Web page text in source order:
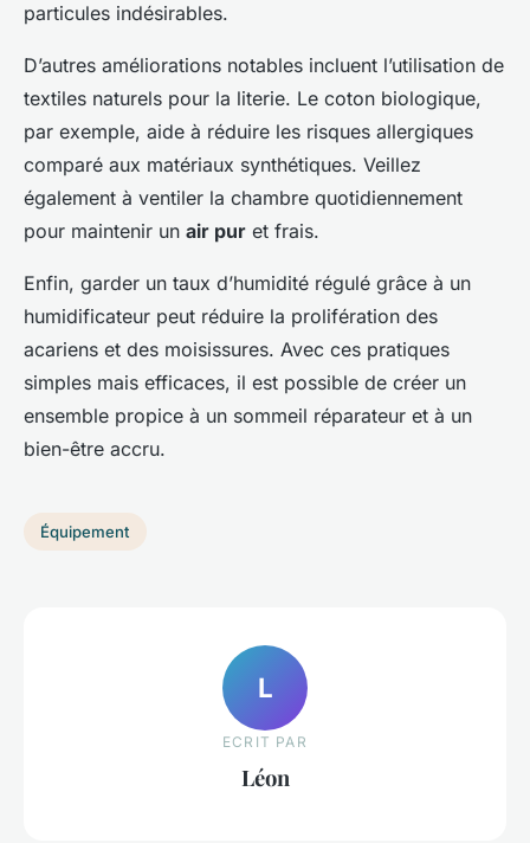
particules indésirables.
D’autres améliorations notables incluent l’utilisation de
textiles naturels pour la literie. Le coton biologique,
par exemple, aide à réduire les risques allergiques
comparé aux matériaux synthétiques. Veillez
également à ventiler la chambre quotidiennement
pour maintenir un air pur et frais.
Enfin, garder un taux d’humidité régulé grâce à un
humidificateur peut réduire la prolifération des
acariens et des moisissures. Avec ces pratiques
simples mais efficaces, il est possible de créer un
ensemble propice à un sommeil réparateur et à un
bien-être accru.
Équipement
L
ECRIT PAR
Léon